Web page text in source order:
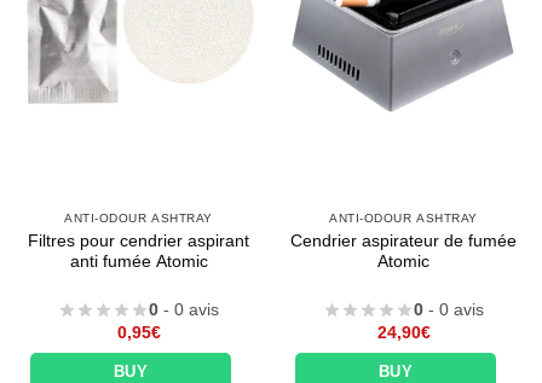
ANTI-ODOUR ASHTRAY
Filtres pour cendrier aspirant
anti fumée Atomic
0 - 0 avis
0,95€
BUY
ANTI-ODOUR ASHTRAY
Cendrier aspirateur de fumée
Atomic
0 - 0 avis
24,90€
BUY